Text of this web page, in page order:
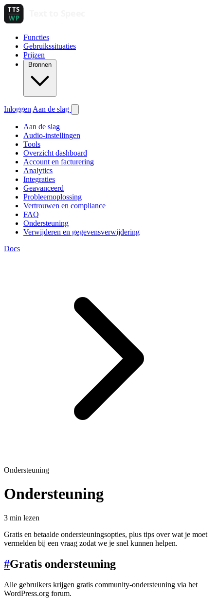
Functies
Gebruikssituaties
Prijzen
Bronnen
Inloggen Aan de slag
Aan de slag
Audio-instellingen
Tools
Overzicht dashboard
Account en facturering
Analytics
Integraties
Geavanceerd
Probleemoplossing
Vertrouwen en compliance
FAQ
Ondersteuning
Verwijderen en gegevensverwijdering
Docs
Ondersteuning
Ondersteuning
3 min lezen
Gratis en betaalde ondersteuningsopties, plus tips over wat je moet
vermelden bij een vraag zodat we je snel kunnen helpen.
#Gratis ondersteuning
Alle gebruikers krijgen gratis community-ondersteuning via het
WordPress.org forum.